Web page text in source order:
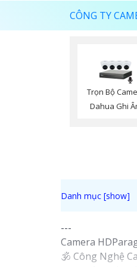
CÔNG TY
Trọn Bộ
Dahua Ghi
---
Camera
🕉️ Công Nghệ